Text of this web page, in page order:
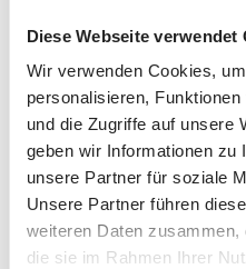
Diese Webseite verwendet
Wir verwenden Cookies,
personalisieren,
und die Zugriffe auf unsere
geben wir Informationen zu
unsere Partner für soziale
Unsere Partner führen
weiteren Daten
die sie im Rahmen Ihrer
Intelligente
automatisch und
Lastabwurf:
kritischer
3. Antragstellung
30. September